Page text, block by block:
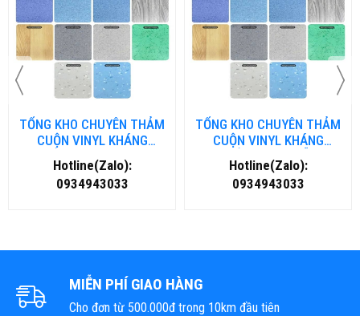
TỔNG KHO CHUYÊN THẢM
CUỘN VINYL KHÁNG
KHUẨN TẠI ĐÀ NẴNG
Hotline(Zalo):
0934943033
TỔNG KHO CHUYÊN THẢM
CUỘN VINYL KHÁNG
KHUẨN TẠI HÀ NỘI
Hotline(Zalo):
0934943033
MIỄN PHÍ GIAO HÀNG
Cho đơn từ 500.000đ trong 10km đầu tiên